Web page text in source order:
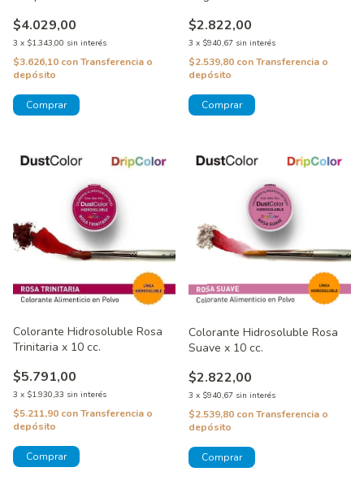
$4.029,00
3 x $1.343,00 sin interés
$3.626,10 conTransferencia o
depósito
$2.822,00
3 x $940,67 sin interés
$2.539,80 conTransferencia o
depósito
Colorante Hidrosoluble Rosa
Trinitaria x 10 cc.
$5.791,00
3 x $1.930,33 sin interés
$5.211,90 conTransferencia o
depósito
Colorante Hidrosoluble Rosa
Suave x 10 cc.
$2.822,00
3 x $940,67 sin interés
$2.539,80 conTransferencia o
depósito